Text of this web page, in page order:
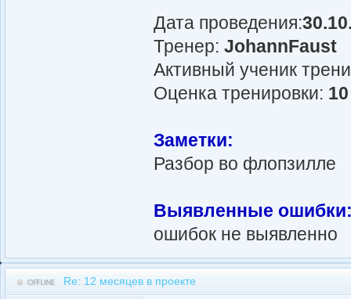
Дата проведения:
Тренер: JohannFaust
Активный ученик
Оценка тренировки:
Заметки:
Разбор во флопзилле
Выявленные
ошибок не выявленно
Re: 12 месяцев в проекте